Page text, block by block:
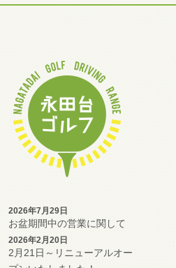
2026年7月29日
お盆期間中の営業に関して
2026年2月20日
2月21日～リニューアルオー